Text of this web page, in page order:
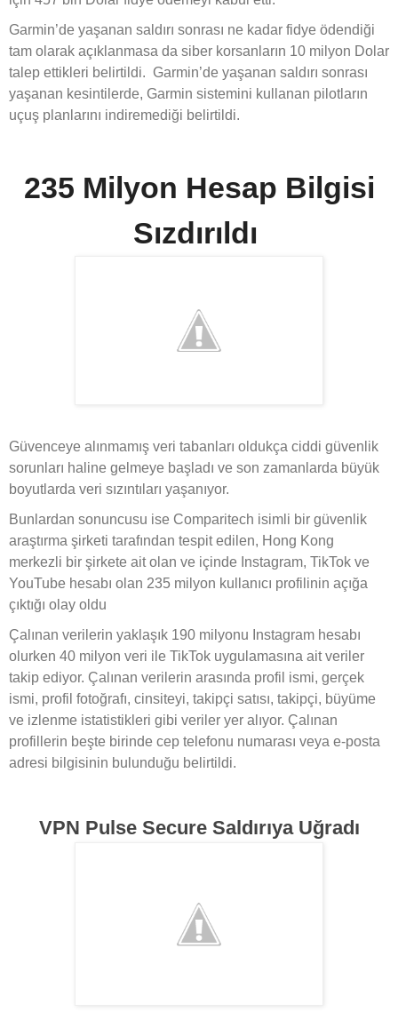
Garmin’de yaşanan saldırı sonrası ne kadar fidye ödendiği
tam olarak açıklanmasa da siber korsanların 10 milyon Dolar
talep ettikleri belirtildi. Garmin’de yaşanan saldırı sonrası
yaşanan kesintilerde, Garmin sistemini kullanan pilotların
uçuş planlarını indiremediği belirtildi.
235 Milyon Hesap Bilgisi
Sızdırıldı
Güvenceye alınmamış veri tabanları oldukça ciddi güvenlik
sorunları haline gelmeye başladı ve son zamanlarda büyük
boyutlarda veri sızıntıları yaşanıyor.
Bunlardan sonuncusu ise Comparitech isimli bir güvenlik
araştırma şirketi tarafından tespit edilen, Hong Kong
merkezli bir şirkete ait olan ve içinde Instagram, TikTok ve
YouTube hesabı olan 235 milyon kullanıcı profilinin açığa
çıktığı olay oldu
Çalınan verilerin yaklaşık 190 milyonu Instagram hesabı
olurken 40 milyon veri ile TikTok uygulamasına ait veriler
takip ediyor. Çalınan verilerin arasında profil ismi, gerçek
ismi, profil fotoğrafı, cinsiteyi, takipçi satısı, takipçi, büyüme
ve izlenme istatistikleri gibi veriler yer alıyor. Çalınan
profillerin beşte birinde cep telefonu numarası veya e-posta
adresi bilgisinin bulunduğu belirtildi.
VPN Pulse Secure Saldırıya Uğradı